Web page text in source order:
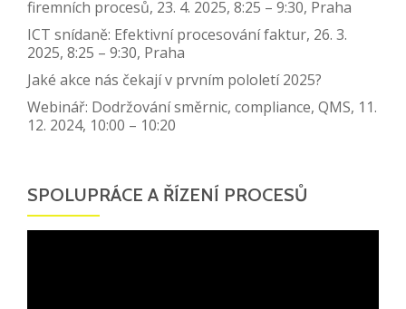
firemních procesů, 23. 4. 2025, 8:25 – 9:30, Praha
ICT snídaně: Efektivní procesování faktur, 26. 3.
2025, 8:25 – 9:30, Praha
Jaké akce nás čekají v prvním pololetí 2025?
Webinář: Dodržování směrnic, compliance, QMS, 11.
12. 2024, 10:00 – 10:20
SPOLUPRÁCE A ŘÍZENÍ PROCESŮ